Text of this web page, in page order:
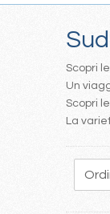
Scopri
Un
Scopri
La